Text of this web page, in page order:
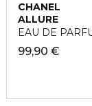
CHANEL
ALLURE
EAU DE
99,90 €